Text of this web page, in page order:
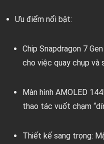
Ưu điểm nổi bật:
Chip Snapdragon 7 Gen
cho việc quay chụp và
Màn hình AMOLED
thao tác vuốt chạm
Thiết kế sang trọng: